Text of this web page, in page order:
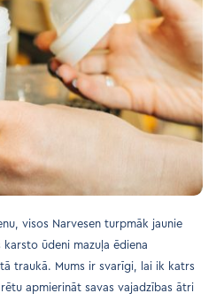
visos Narvesen turpmāk jaunie
ūdeni mazuļa ēdiena
traukā. Mums ir svarīgi, lai ik katrs
apmierināt savas vajadzības ātri